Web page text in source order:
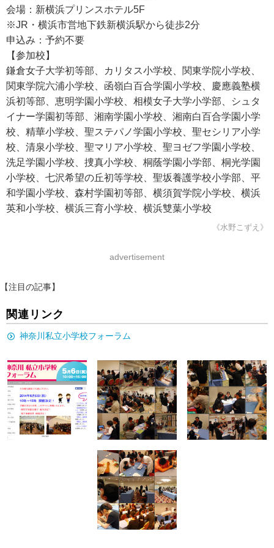
会場：新横浜プリンスホテル5F
※JR・横浜市営地下鉄新横浜駅から徒歩2分
申込み：予約不要
【参加校】
鎌倉女子大学初等部、カリタス小学校、関東学院小学校、
関東学院六浦小学校、函嶺白百合学園小学校、慶應義塾横
浜初等部、恵明学園小学校、相模女子大学小学部、シュタ
イナー学園初等部、湘南学園小学校、湘南白百合学園小学
校、精華小学校、聖ステパノ学園小学校、聖セシリア小学
校、清泉小学校、聖マリア小学校、聖ヨゼフ学園小学校、
洗足学園小学校、捜真小学校、桐蔭学園小学部、桐光学園
小学校、七沢希望の丘初等学校、聖坂養護学校小学部、平
和学園小学校、森村学園初等部、横須賀学院小学校、横浜
英和小学校、横浜三育小学校、横浜雙葉小学校
《水野こずえ》
advertisement
【注目の記事】
関連リンク
神奈川私立小学校フォーラム